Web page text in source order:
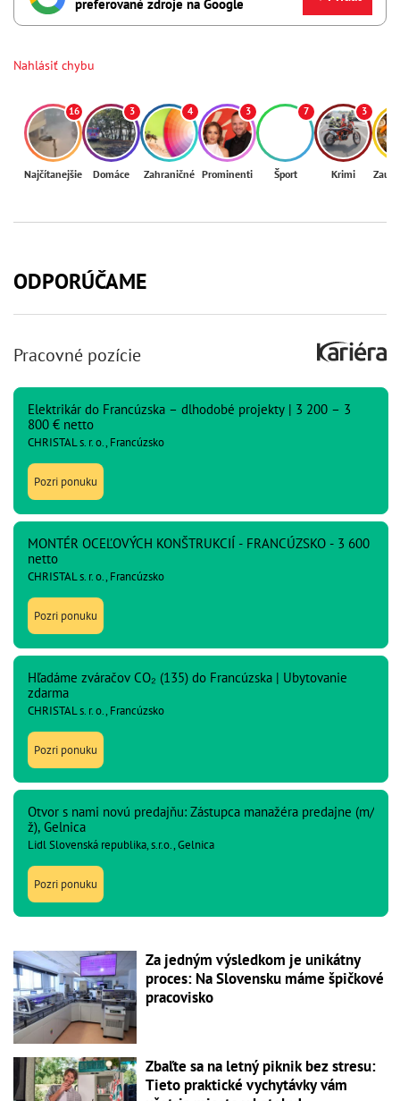
preferované zdroje na Google
Nahlásiť chybu
16
Najčítanejšie
3
Domáce
4
Zahraničné
3
Prominenti
7
Šport
3
Krimi
ODPORÚČAME
Pracovné pozície
Elektrikár do Francúzska – dlhodobé projekty | 3 200 – 3
800 € netto
CHRISTAL s. r. o., Francúzsko
Pozri ponuku
MONTÉR OCEĽOVÝCH KONŠTRUKCIÍ - FRANCÚZSKO - 3 600
netto
CHRISTAL s. r. o., Francúzsko
Pozri ponuku
Hľadáme zváračov CO₂ (135) do Francúzska | Ubytovanie
zdarma
CHRISTAL s. r. o., Francúzsko
Pozri ponuku
Otvor s nami novú predajňu: Zástupca manažéra predajne (m/
ž), Gelnica
Lidl Slovenská republika, s.r.o., Gelnica
Pozri ponuku
Za jedným výsledkom je unikátny
proces: Na Slovensku máme špičkové
pracovisko
Zbaľte sa na letný piknik bez stresu:
Tieto praktické vychytávky vám